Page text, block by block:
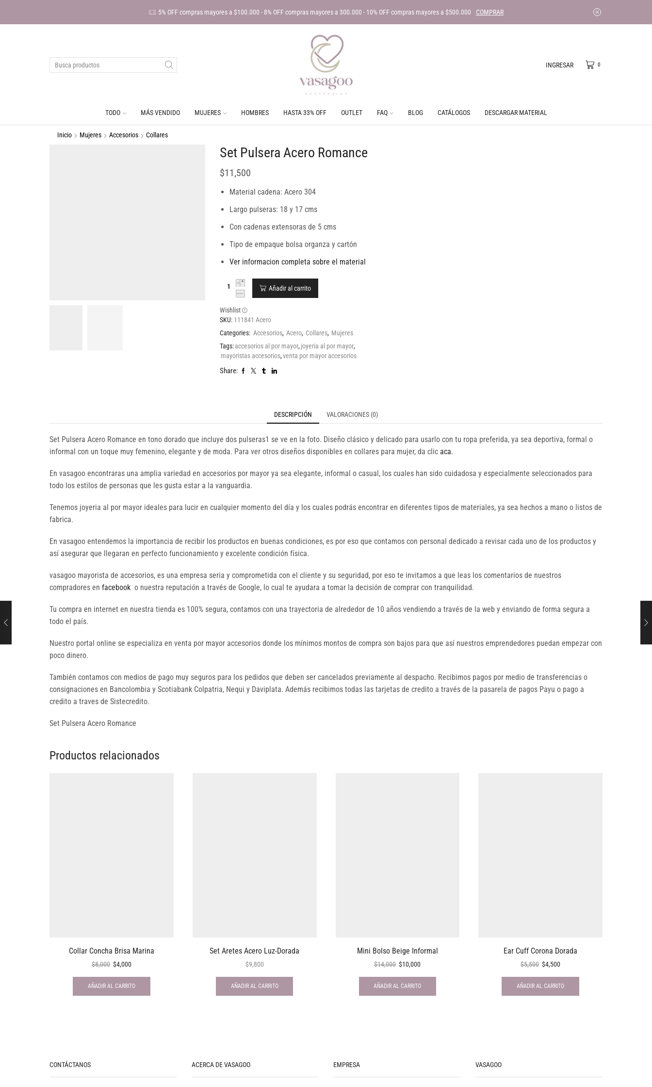
5% OFF compras mayores a $100.000 - 8% OFF compras mayores a 300.000 - 10% OFF compras mayores a $500.000 COMPRAR
INGRESAR 0
TODO MÁS VENDIDO MUJERES HOMBRES HASTA 33% OFF OUTLET FAQ BLOG CATÁLOGOS DESCARGAR MATERIAL
Inicio Mujeres Accesorios Collares
Set Pulsera Acero Romance
$11,500
Material cadena: Acero 304
Largo pulseras: 18 y 17 cms
Con cadenas extensoras de 5 cms
Tipo de empaque bolsa organza y cartón
Ver informacion completa sobre el material
Añadir al carrito
Wishlist
SKU: 111841 Acero
Categories: Accesorios, Acero, Collares, Mujeres
Tags:accesorios al por mayor,joyeria al por mayor,
mayoristas accesorios,venta por mayor accesorios
Share:
DESCRIPCIÓN VALORACIONES (0)
Set Pulsera Acero Romance en tono dorado que incluye dos pulseras1 se ve en la foto. Diseño clásico y delicado para usarlo con tu ropa preferida, ya sea deportiva, formal o
informal con un toque muy femenino, elegante y de moda. Para ver otros diseños disponibles en collares para mujer, da clic aca.
En vasagoo encontraras una amplia variedad en accesorios por mayor ya sea elegante, informal o casual, los cuales han sido cuidadosa y especialmente seleccionados para
todo los estilos de personas que les gusta estar a la vanguardia.
Tenemos joyeria al por mayor ideales para lucir en cualquier momento del día y los cuales podrás encontrar en diferentes tipos de materiales, ya sea hechos a mano o listos de
fabrica.
En vasagoo entendemos la importancia de recibir los productos en buenas condiciones, es por eso que contamos con personal dedicado a revisar cada uno de los productos y
así asegurar que llegaran en perfecto funcionamiento y excelente condición física.
vasagoo mayorista de accesorios, es una empresa seria y comprometida con el cliente y su seguridad, por eso te invitamos a que leas los comentarios de nuestros
compradores en facebook o nuestra reputación a través de Google, lo cual te ayudara a tomar la decisión de comprar con tranquilidad.
Tu compra en internet en nuestra tienda es 100% segura, contamos con una trayectoria de alrededor de 10 años vendiendo a través de la web y enviando de forma segura a
todo el país.
Nuestro portal online se especializa en venta por mayor accesorios donde los mínimos montos de compra son bajos para que así nuestros emprendedores puedan empezar con
poco dinero.
También contamos con medios de pago muy seguros para los pedidos que deben ser cancelados previamente al despacho. Recibimos pagos por medio de transferencias o
consignaciones en Bancolombia y Scotiabank Colpatria, Nequi y Daviplata. Además recibimos todas las tarjetas de credito a través de la pasarela de pagos Payu o pago a
credito a traves de Sistecredito.
Set Pulsera Acero Romance
Productos relacionados
Collar Concha Brisa Marina
$8,000 $4,000
AÑADIR AL CARRITO
Set Aretes Acero Luz-Dorada
$9,800
AÑADIR AL CARRITO
Mini Bolso Beige Informal
$14,000 $10,000
AÑADIR AL CARRITO
Ear Cuff Corona Dorada
$5,500 $4,500
AÑADIR AL CARRITO
CONTÁCTANOS ACERCA DE VASAGOO EMPRESA VASAGOO